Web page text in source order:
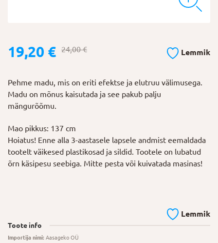
24,00€
Algne
hind
24,00 €.
19,20 €
Praegune
hind
19,20 €.
Lemmik
Pehme madu, mis on eriti efektse ja elutruu välimusega.
Madu on mõnus kaisutada ja see pakub palju
mängurõõmu.
Mao pikkus: 137 cm
Hoiatus! Enne alla 3-aastasele lapsele andmist eemaldada
tootelt väikesed plastikosad ja sildid. Tootele on lubatud
õrn käsipesu seebiga. Mitte pesta või kuivatada masinas!
Lemmik
Toote info
Importija nimi: Aasageko OÜ